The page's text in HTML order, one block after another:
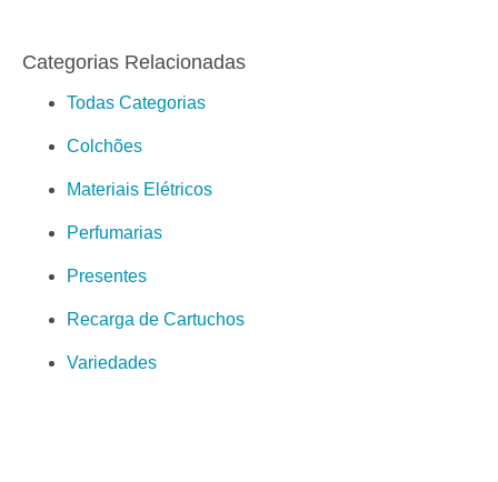
Categorias Relacionadas
Todas Categorias
Colchões
Materiais Elétricos
Perfumarias
Presentes
Recarga de Cartuchos
Variedades